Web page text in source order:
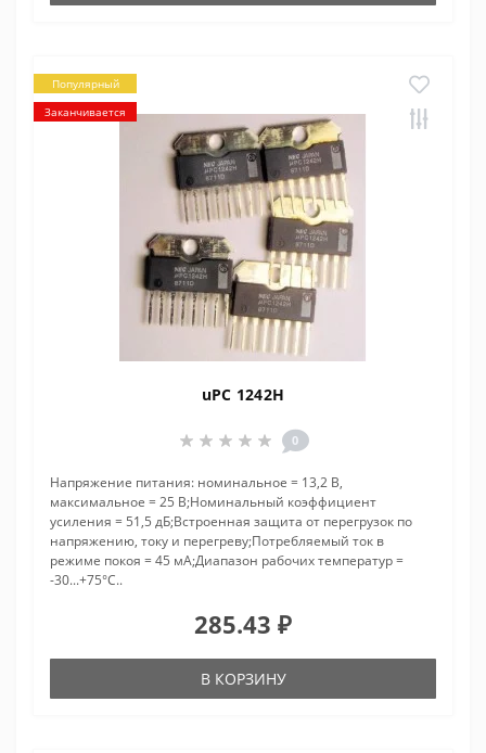
Популярный
Заканчивается
uPC 1242H
0
Напряжение питания: номинальное = 13,2 В,
максимальное = 25 В;Номинальный коэффициент
усиления = 51,5 дБ;Встроенная защита от перегрузок по
напряжению, току и перегреву;Потребляемый ток в
режиме покоя = 45 мА;Диапазон рабочих температур =
-30...+75°C..
285.43 ₽
В КОРЗИНУ